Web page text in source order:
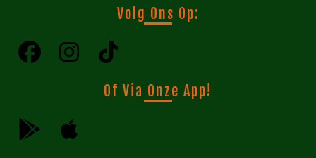
Volg Ons Op:
Of Via Onze App!